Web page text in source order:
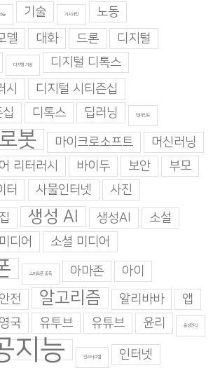
습 기술 기지과인
노동
델
대화 드론
디지털
디지털 기술
디지털 디톡스
시
디지털 시티즌십
디톡스 딥러닝 딥마인드
로봇 마이크로소프트
머신러닝
리터러시 바이두 보안 부모
터 사물인터넷
사진
생성 AI 생성AI 소설
디어 소셜 미디어
스마트폰 중독 아마존
아이
안전 알고리즘 알리바바
앱
영국 유투브 유튜브 윤리 음성인식
지능 인스타그램 인터넷